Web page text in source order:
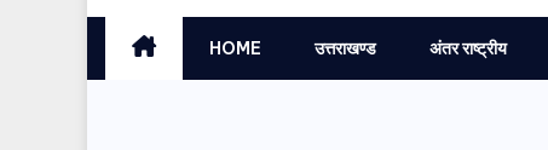
HOME उत्तराखण्ड अंतर राष्ट्रीय